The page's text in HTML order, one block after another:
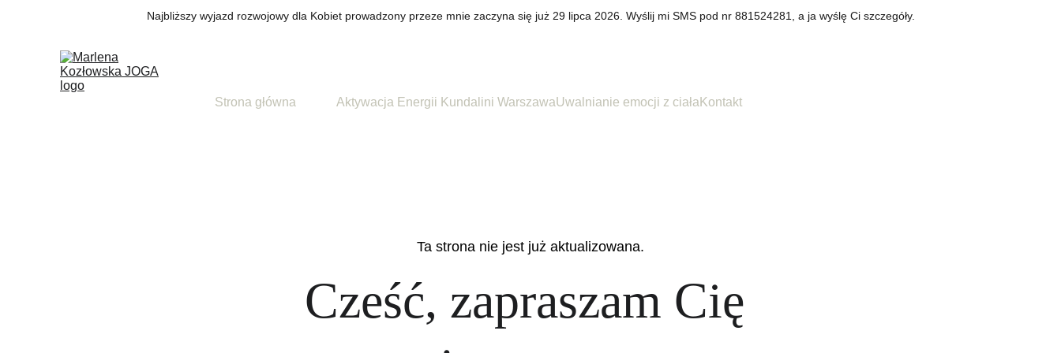
Najbliższy wyjazd rozwojowy dla Kobiet prowadzony przeze mnie zaczyna się już 29 lipca 2026. Wyślij mi SMS pod nr 881524281, a ja wyślę Ci szczegóły.
Strona główna Aktywacja Energii Kundalini WarszawaUwalnianie emocji z ciała Kontakt
Cześć, zapraszam Cię
Ta strona nie jest już aktualizowana.